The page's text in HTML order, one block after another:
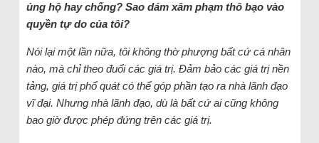
ủng hộ hay chống? Sao dám xâm phạm thô bạo vào
quyền tự do của tôi?
Nói lại một lần nữa, tôi không thờ phượng bất cứ cá nhân
nào, mà chỉ theo đuổi các giá trị. Đảm bảo các giá trị nền
tảng, giá trị phổ quát có thể góp phần tạo ra nhà lãnh đạo
vĩ đại. Nhưng nhà lãnh đạo, dù là bất cứ ai cũng không
bao giờ được phép đứng trên các giá trị.